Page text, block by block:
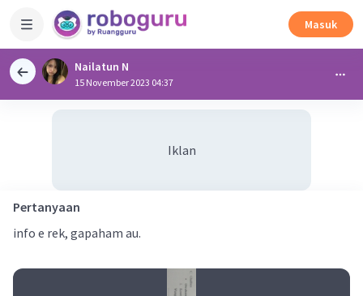
Masuk
Nailatun N
15 November 2023 04:37
Iklan
Pertanyaan
info e rek, gapaham au.